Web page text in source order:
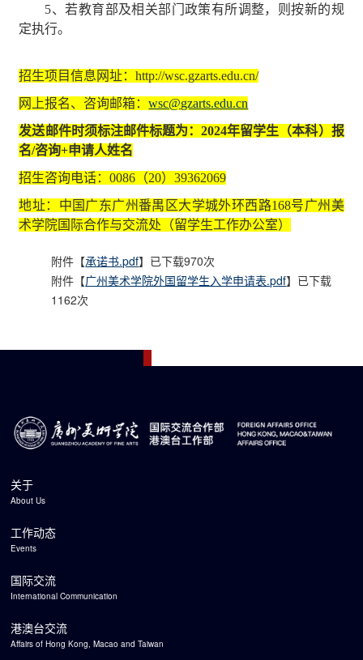
5、若教育部及相关部门政策有所调整，则按新的规
定执行。
招生项目信息网址：http://wsc.gzarts.edu.cn/
网上报名、咨询邮箱：wsc@gzarts.edu.cn
发送邮件时须标注邮件标题为：2024年留学生（本科）报
名/咨询+申请人姓名
招生咨询电话：0086 （20）39362069
地址：中国广东广州番禺区大学城外环西路168号广州美
术学院国际合作与交流处（留学生工作办公室）
附件【承诺书.pdf】已下载970次
附件【广州美术学院外国留学生入学申请表.pdf】已下载
1162次
关于
About Us
工作动态
Events
国际交流
International Communication
港澳台交流
Affairs of Hong Kong, Macao and Taiwan